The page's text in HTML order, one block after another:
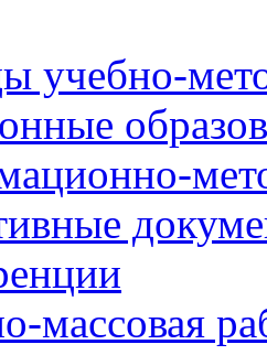
учебно-
массовая